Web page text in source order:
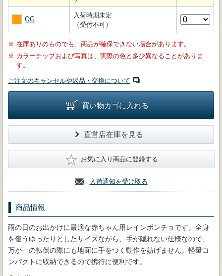
OG
入荷時期未定
（受付不可）
※ 在庫ありのものでも、商品が確保できない場合があります。
※ カラーチップおよび写真は、実際の色と多少異なることがありま
す。
ご注文のキャンセルや返品・交換について
買い物カゴに入れる
直営店在庫を見る
★ お気に入り商品に登録する
入荷通知を受け取る
商品情報
雨の日のお出かけに最適な赤ちゃん用レインポンチョです。全身
を覆うゆったりとしたサイズながら、手が隠れない仕様なので、
万が一の転倒の際にも地面に手をつく動作を妨げません。軽量コ
ンパクトに収納できるので携行に便利です。